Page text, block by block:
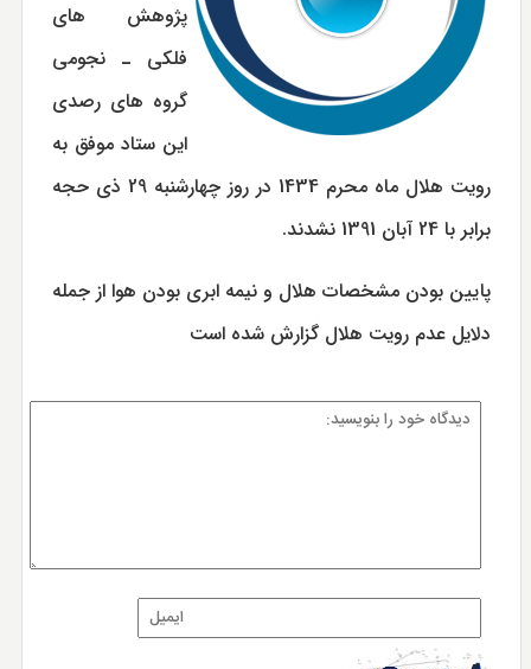
پژوهش های
فلکی ـ نجومی
گروه های رصدی
این ستاد موفق به
رویت هلال ماه محرم 1434 در روز چهارشنبه 29 ذی حجه
برابر با 24 آبان 1391 نشدند.
پایین بودن مشخصات هلال و نیمه ابری بودن هوا از جمله
دلایل عدم رویت هلال گزارش شده است